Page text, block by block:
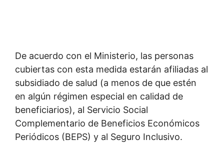
De acuerdo con el Ministerio, las personas
cubiertas con esta medida estarán afiliadas al
subsidiado de salud (a menos de que estén
en algún régimen especial en calidad de
beneficiarios), al Servicio Social
Complementario de Beneficios Económicos
Periódicos (BEPS) y al Seguro Inclusivo.